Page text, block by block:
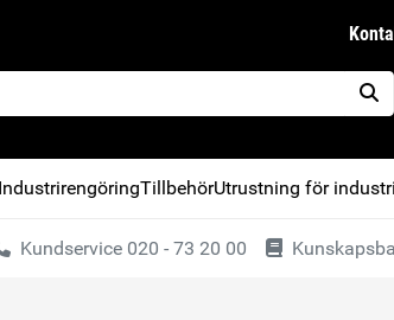
IndustrirengöringTillbehörUtrustning för
Kundservice 020 - 73 20 00